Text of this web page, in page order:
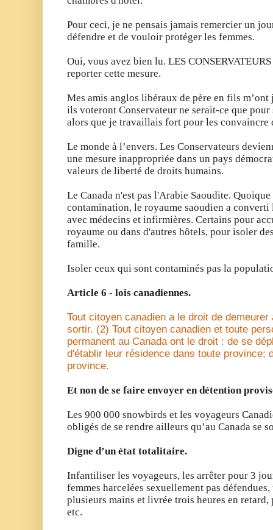
Pour ceci, je ne pensais jamais remercier un
défendre et de vouloir protéger les femmes.
Oui, vous avez bien lu. LES
reporter cette mesure.
Mes amis anglos libéraux de père en fils
ils voteront Conservateur ne serait-ce que pour
alors que je travaillais fort pour les convaincre
Le monde à l’envers. Les Conservateurs
une mesure inappropriée dans un pays
valeurs de liberté de droits humains.
Le Canada n'est pas l'Arabie Saoudite.
contamination, le royaume saoudien a
avec médecins et infirmières. Certains pour
royaume ou dans d'autres hôtels, pour isoler
famille.
Isoler ceux qui sont contaminés pas la
Article 6 - lois canadiennes.
Tout citoyen canadien a le droit de
sortir. (2) Tout citoyen canadien et toute
permanent au Canada ont le droit : de se
d'établir leur résidence dans toute province;
province.
Et non de se faire envoyer en détention
Les 900 000 snowbirds et les voyageurs
obligés de se rendre ailleurs qu’au Canada se
Digne d’un état totalitaire.
Infantiliser les voyageurs, les arrêter pour 3
femmes harcelées sexuellement pas
plusieurs mains et livrée trois heures en retard,
etc.